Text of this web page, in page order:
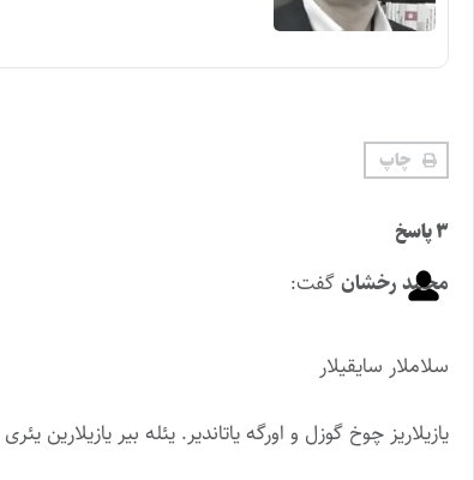
چاپ
۳ پاسخ
محمد رخشانگفت:
سلاملار سایقیلار
یازیلاریز چوخ گوزل و اورگه یاتاندیر. یئله بیر یازیلارین